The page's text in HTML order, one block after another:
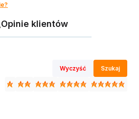
Opinie klientów
Wyczyść Szukaj